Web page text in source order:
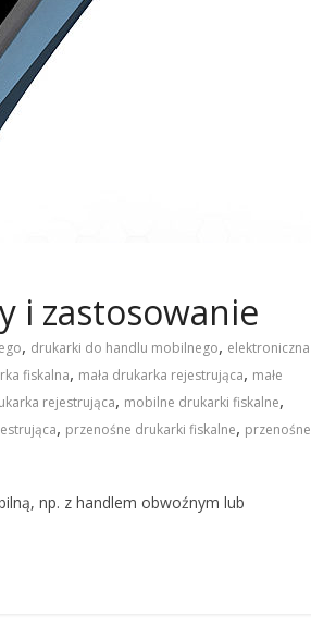
i zastosowanie
, drukarki do handlu mobilnego, elektroniczna
fiskalna, mała drukarka rejestrująca, małe
rejestrująca, mobilne drukarki fiskalne,
, przenośne drukarki fiskalne, przenośne
np. z handlem obwoźnym lub